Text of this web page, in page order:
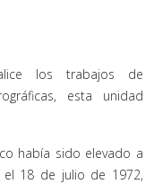
los trabajos de
esta unidad
había sido elevado a
el 18 de julio de 1972,